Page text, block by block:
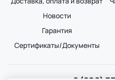
Новости
Гарантия
Сертификаты/Документы